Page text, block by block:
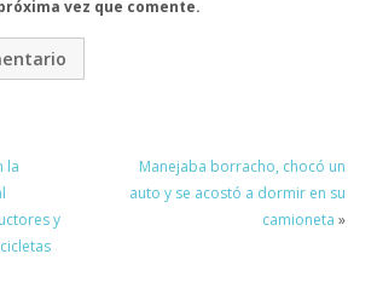
vez que comente.
la
y
Manejaba borracho, chocó un
auto y se acostó a dormir en su
camioneta »